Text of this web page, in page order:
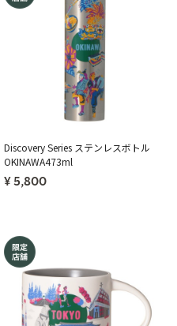
Discovery Series ステンレスボトル
OKINAWA473ml
¥ 5,800